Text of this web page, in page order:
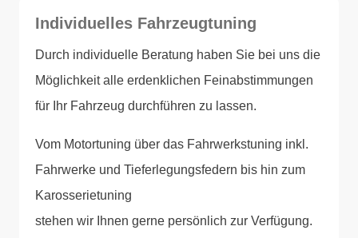
Individuelles Fahrzeugtuning
Durch individuelle Beratung haben Sie bei uns die
Möglichkeit alle erdenklichen Feinabstimmungen
für Ihr Fahrzeug durchführen zu lassen.
Vom Motortuning über das Fahrwerkstuning inkl.
Fahrwerke und Tieferlegungsfedern bis hin zum
Karosserietuning
stehen wir Ihnen gerne persönlich zur Verfügung.